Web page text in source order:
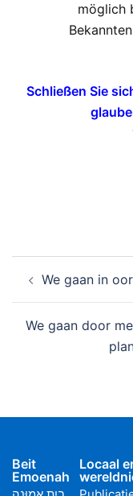
möglich
Schließen Sie
We gaan in
We gaan door
Beit
Emoenah
Locaal